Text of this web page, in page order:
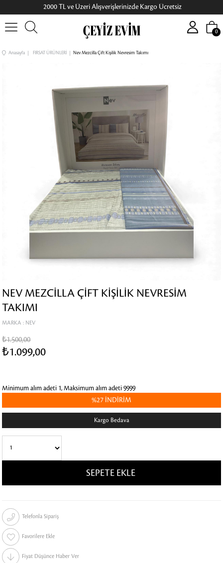
2000 TL ve Üzeri Alışverişlerinizde Kargo Ücretsiz
0
Anasayfa FIRSAT ÜRÜNLERİ Nev Mezcilla Çift Kişilik Nevresim Takımı
NEV MEZCILLA ÇIFT KIŞILIK NEVRESIM
TAKIMI
MARKA : NEV
₺1.500,00
₺1.099,00
Minimum alım adeti 1, Maksimum alım adeti 9999
%27 İNDIRIM
Kargo Bedava
Telefonla Sipariş
Favorilere Ekle
Fiyat Düşünce Haber Ver